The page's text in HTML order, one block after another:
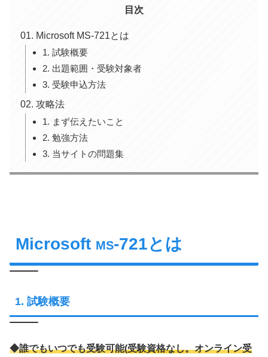
目次
Microsoft MS-721とは
1. 試験概要
2. 出題範囲・受験対象者
3. 受験申込方法
攻略法
1. まず伝えたいこと
2. 勉強方法
3. 当サイトの問題集
Microsoft MS-721とは
1. 試験概要
◆誰でもいつでも受験可能(受験資格なし。オンライン受